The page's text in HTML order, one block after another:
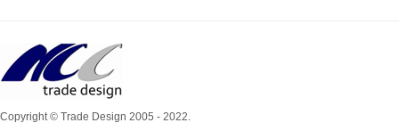
Copyright © Trade Design 2005 - 2022.